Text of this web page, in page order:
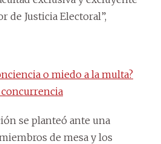
de Justicia Electoral”,
o miedo a la multa?
concurrencia
se planteó ante una
de mesa y los